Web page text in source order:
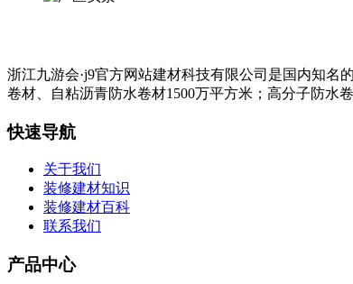
浙江九游会·j9官方网站建材科技有限公司是国内知名
卷材、自粘沥青防水卷材1500万平方米；高分子防水
快速导航
关于我们
装修建材知识
装修建材百科
联系我们
产品中心